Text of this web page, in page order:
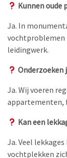
Kunnen oude
Ja. In
vochtproblemen
leidingwerk.
Ja. Wij voeren
appartementen,
Kan een
Ja. Veel
vochtplekken